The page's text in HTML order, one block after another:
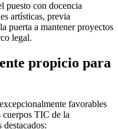
puesto con docencia
artísticas, previa
puerta a mantener proyectos
legal.
propicio para
favorables
cuerpos TIC de la